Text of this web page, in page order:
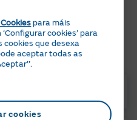
de produto ou
para máis
cookies’ para
que desexa
aceptar todas as
cookies